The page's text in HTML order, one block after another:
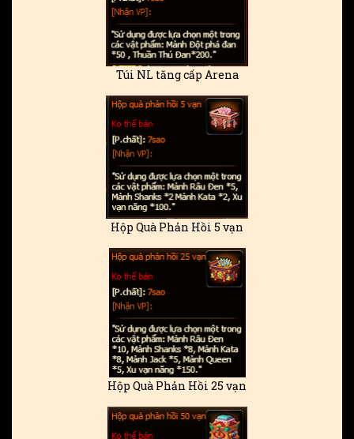
Túi NL tăng cấp Arena
Hộp Quà Phản Hồi 5 vạn
Hộp Quà Phản Hồi 25 vạn